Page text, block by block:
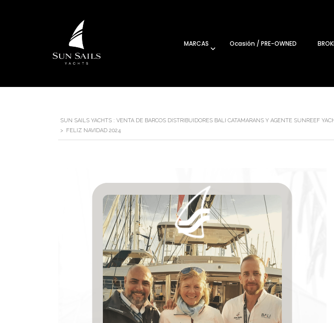
MARCAS Ocasión / PRE-OWNED
SUN SAILS YACHTS : VENTA DE BARCOS DISTRIBUIDORES BALI CATAMARANS Y AGENTE SUNREEF
> FELIZ NAVIDAD 2024